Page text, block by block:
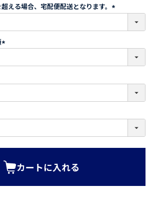
える場合、宅配便配送となります。
必
)
必
)
カートに入れる